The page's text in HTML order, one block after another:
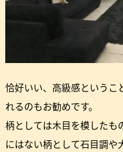
恰好いい、高級感というこ
れるのもお勧めです。
柄としては木目を模したも
にはない柄として石目調